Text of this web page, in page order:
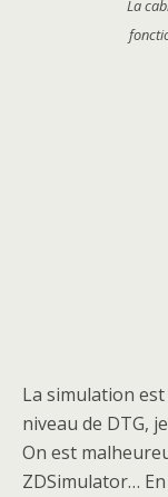
La
La simulation
niveau de DTG,
On est
ZDSimulator…